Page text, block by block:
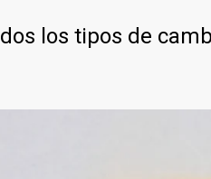
los tipos de